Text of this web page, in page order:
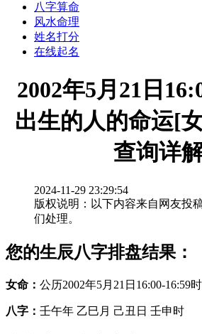
八字算命
风水命理
姓名打分
在线起名
2002年5月21日
出生的人的命运[
查询详
2024-11-29 23:29:54
版权说明：以下内容来自网友投
们处理。
您的生辰八字排盘结果：
女命： 公历2002年5月21日16:00-16:59时
八字： 壬午年 乙巳月 己丑日 壬申时